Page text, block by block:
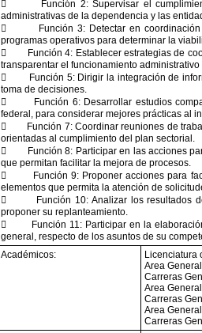

Función 2: Supervisar el
administrativas de la dependencia y las

Función 3: Detectar en
programas operativos para determinar la

Función 4: Establecer estrategias de
transparentar el funcionamiento

Función 5: Dirigir la integración de
toma de decisiones.

Función 6: Desarrollar estudios
federal, para considerar mejores prácticas al

Función 7: Coordinar reuniones de
orientadas al cumplimiento del plan sectorial.

Función 8: Participar en las acciones
que permitan facilitar la mejora de procesos.

Función 9: Proponer acciones para
elementos que permita la atención de

Función 10: Analizar los resultados
proponer su replanteamiento.

Función 11: Participar en la
general, respecto de los asuntos de su
Académicos:
Licenciatura
Area
Carreras
Area
Carreras
Area
Carreras